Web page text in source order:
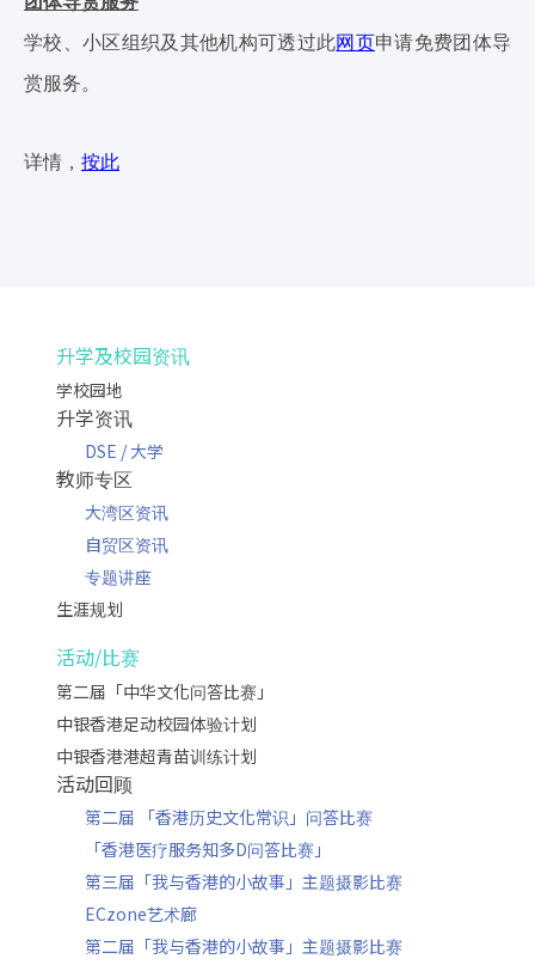
学校、小区组织及其他机构可透过此网页申请免费团体导
赏服务。
详情， 按此
升学及校园资讯
学校园地
升学资讯
DSE / 大学
教师专区
大湾区资讯
自贸区资讯
专题讲座
生涯规划
活动/比赛
第二届「中华文化问答比赛」
中银香港足动校园体验计划
中银香港港超青苗训练计划
活动回顾
第二届 「香港历史文化常识」问答比赛
「香港医疗服务知多D问答比赛」
第三届「我与香港的小故事」主题摄影比赛
ECzone艺术廊
第二届「我与香港的小故事」主题摄影比赛